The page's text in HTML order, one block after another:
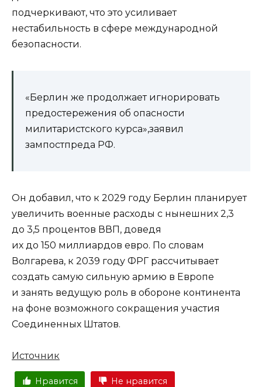
подчеркивают, что это усиливает
нестабильность в сфере международной
безопасности.
«Берлин же продолжает игнорировать
предостережения об опасности
милитаристского курса»,заявил
зампостпреда РФ.
Он добавил, что к 2029 году Берлин планирует
увеличить военные расходы с нынешних 2,3
до 3,5 процентов ВВП, доведя
их до 150 миллиардов евро. По словам
Волгарева, к 2039 году ФРГ рассчитывает
создать самую сильную армию в Европе
и занять ведущую роль в обороне континента
на фоне возможного сокращения участия
Соединенных Штатов.
Источник
Нравится Не нравится